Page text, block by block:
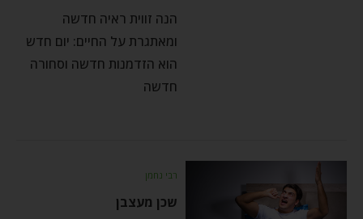
הנה זווית ראיה חדשה
ומאתגרת על החיים: יום חדש
הוא הזדמנות חדשה וסחורה
חדשה
רבי נחמן
שכן מעצבן